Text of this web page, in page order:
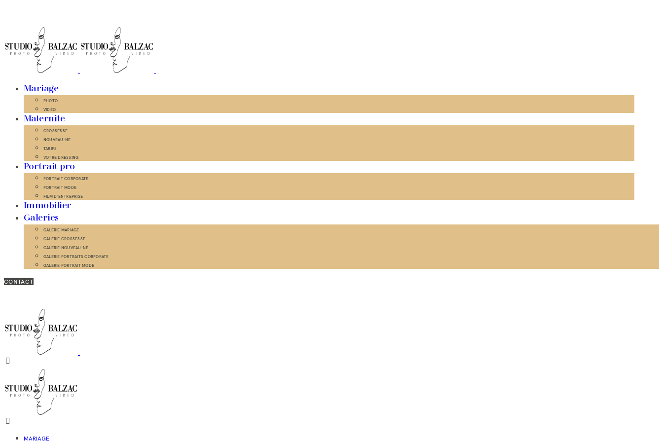
Mariage
PHOTO
VIDÉO
Maternité
GROSSESSE
NOUVEAU-NÉ
TARIFS
VOTRE DRESSING
Portrait pro
PORTRAIT CORPORATE
PORTRAIT MODE
FILM D’ENTREPRISE
Immobilier
Galeries
GALERIE MARIAGE
GALERIE GROSSESSE
GALERIE NOUVEAU-NÉ
GALERIE PORTRAITS CORPORATE
GALERIE PORTRAIT MODE
CONTACT
MARIAGE